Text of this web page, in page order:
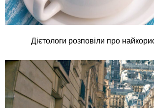
Дієтологи розповіли про